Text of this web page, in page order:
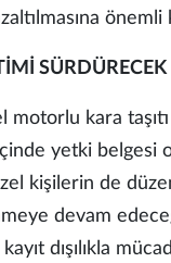
SÜRDÜRECEK
motorlu kara
yetki belgesi
kişilerin de
devam
dışılıkla